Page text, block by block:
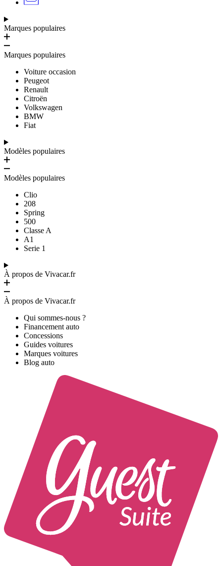
Marques populaires
Marques populaires
Voiture occasion
Peugeot
Renault
Citroën
Volkswagen
BMW
Fiat
Modèles populaires
Modèles populaires
Clio
208
Spring
500
Classe A
A1
Serie 1
À propos de Vivacar.fr
À propos de Vivacar.fr
Qui sommes-nous ?
Financement auto
Concessions
Guides voitures
Marques voitures
Blog auto